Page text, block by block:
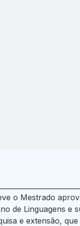
o Mestrado
de Linguagens e
e extensão,